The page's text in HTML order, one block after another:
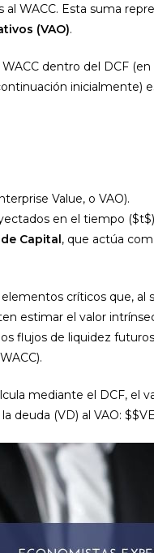
WACC. Esta suma
(VAO).
dentro del DCF
inicialmente)
Value, o VAO).
en el tiempo
Capital, que actúa
críticos que, al
estimar el valor
flujos de liquidez futuros
mediante el DCF, el
deuda (VD) al VAO: